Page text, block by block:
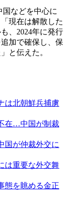
などを中心に
現在は解散した
、2024年に発行
加で確保し、保
と伝えた。
は北朝鮮兵捕虜
在…中国が制裁
国が仲裁外交に
は重要な外交舞
態を眺める金正